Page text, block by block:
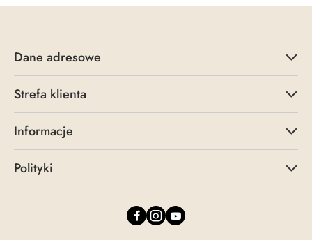
Dane adresowe
Strefa klienta
Informacje
Polityki